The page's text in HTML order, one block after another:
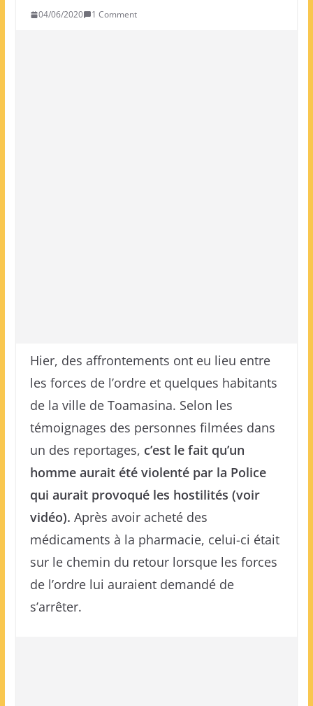
04/06/2020 1 Comment
Hier, des affrontements ont eu lieu entre
les forces de l’ordre et quelques habitants
de la ville de Toamasina. Selon les
témoignages des personnes filmées dans
un des reportages, c’est le fait qu’un
homme aurait été violenté par la Police
qui aurait provoqué les hostilités (voir
vidéo). Après avoir acheté des
médicaments à la pharmacie, celui-ci était
sur le chemin du retour lorsque les forces
de l’ordre lui auraient demandé de
s’arrêter.